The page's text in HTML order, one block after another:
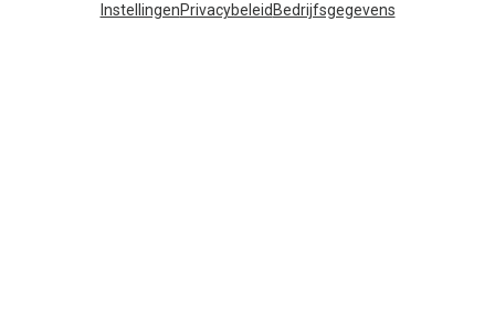
InstellingenPrivacybeleid Bedrijfsgegevens